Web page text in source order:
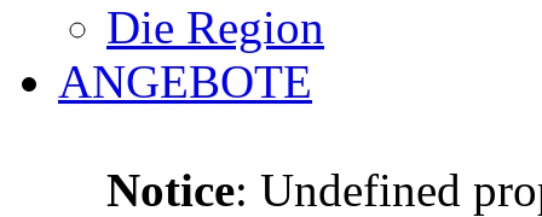
Die Region
ANGEBOTE
Notice: Undefined